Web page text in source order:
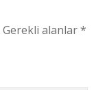
Gerekli alanlar*